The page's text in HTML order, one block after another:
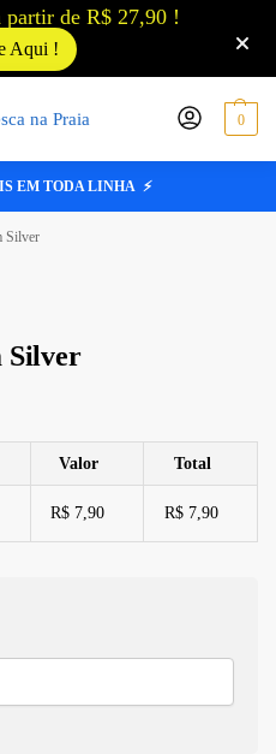
de R$ 27,90 !
Aqui !
0
EM TODA LINHA ⚡
Silver
Silver
Valor Total
R$ 7,90 R$ 7,90